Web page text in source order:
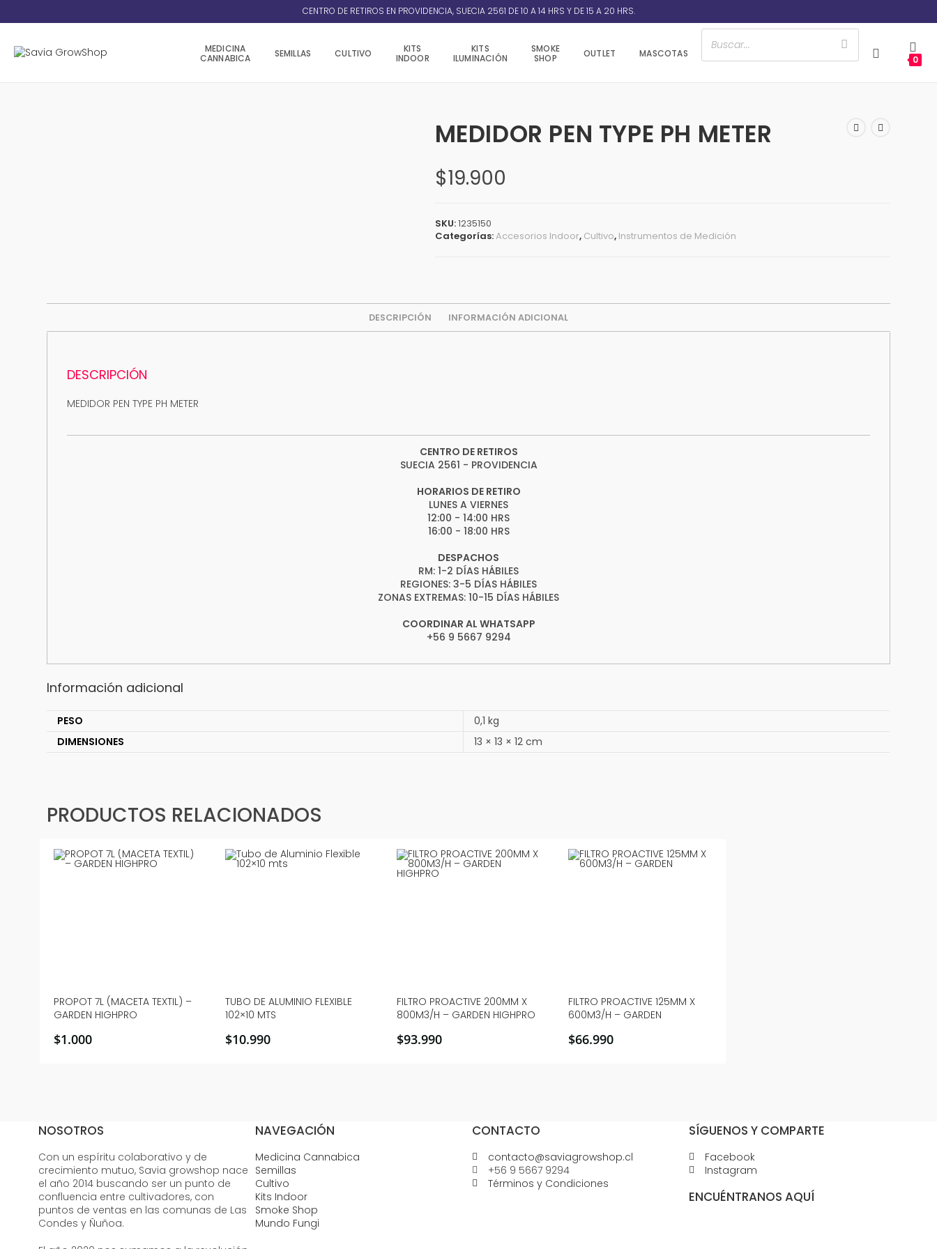
CENTRO DE RETIROS EN PROVIDENCIA, SUECIA 2561 DE 10 A 14 HRS Y DE 15 A 20 HRS.
MEDICINA
CANNABICA
SEMILLAS CULTIVO
KITS
INDOOR
KITS
ILUMINACIÓN
SMOKE
SHOP
OUTLET MASCOTAS
0
MEDIDOR PEN TYPE PH METER
$19.900
SKU:1235150
Categorías:Accesorios Indoor, Cultivo, Instrumentos de Medición
DESCRIPCIÓN INFORMACIÓN ADICIONAL
DESCRIPCIÓN
MEDIDOR PEN TYPE PH METER
CENTRO DE RETIROS
SUECIA 2561 - PROVIDENCIA
HORARIOS DE RETIRO
LUNES A VIERNES
12:00 - 14:00 HRS
16:00 - 18:00 HRS
DESPACHOS
RM: 1-2 DÍAS HÁBILES
REGIONES: 3-5 DÍAS HÁBILES
ZONAS EXTREMAS: 10-15 DÍAS HÁBILES
COORDINAR AL WHATSAPP
+56 9 5667 9294
Información adicional
PESO
0,1 kg
DIMENSIONES
13 × 13 × 12 cm
PRODUCTOS RELACIONADOS
PROPOT 7L (MACETA TEXTIL) –
GARDEN HIGHPRO
$1.000
TUBO DE ALUMINIO FLEXIBLE
102×10 MTS
$10.990
FILTRO PROACTIVE 200MM X
800M3/H – GARDEN HIGHPRO
$93.990
FILTRO PROACTIVE 125MM X
600M3/H – GARDEN
$66.990
NOSOTROS
Con un espíritu colaborativo y de
crecimiento mutuo, Savia growshop nace
el año 2014 buscando ser un punto de
confluencia entre cultivadores, con
puntos de ventas en las comunas de Las
Condes y Ñuñoa.
NAVEGACIÓN
Medicina Cannabica
Semillas
Cultivo
Kits Indoor
Smoke Shop
Mundo Fungi
CONTACTO
contacto@saviagrowshop.cl
+56 9 5667 9294
Términos y Condiciones
SÍGUENOS Y COMPARTE
Facebook
Instagram
ENCUÉNTRANOS AQUÍ